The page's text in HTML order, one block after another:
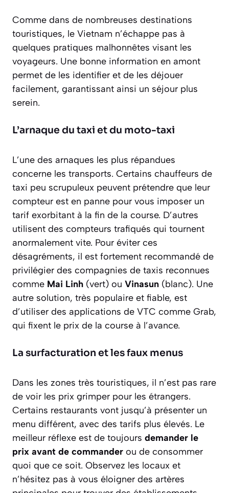
Comme dans de nombreuses destinations
touristiques, le Vietnam n’échappe pas à
quelques pratiques malhonnêtes visant les
voyageurs. Une bonne information en amont
permet de les identifier et de les déjouer
facilement, garantissant ainsi un séjour plus
serein.
L’arnaque du taxi et du moto-taxi
L’une des arnaques les plus répandues
concerne les transports. Certains chauffeurs de
taxi peu scrupuleux peuvent prétendre que leur
compteur est en panne pour vous imposer un
tarif exorbitant à la fin de la course. D’autres
utilisent des compteurs trafiqués qui tournent
anormalement vite. Pour éviter ces
désagréments, il est fortement recommandé de
privilégier des compagnies de taxis reconnues
comme Mai Linh (vert) ou Vinasun (blanc). Une
autre solution, très populaire et fiable, est
d’utiliser des applications de VTC comme Grab,
qui fixent le prix de la course à l’avance.
La surfacturation et les faux menus
Dans les zones très touristiques, il n’est pas rare
de voir les prix grimper pour les étrangers.
Certains restaurants vont jusqu’à présenter un
menu différent, avec des tarifs plus élevés. Le
meilleur réflexe est de toujours demander le
prix avant de commander ou de consommer
quoi que ce soit. Observez les locaux et
n’hésitez pas à vous éloigner des artères